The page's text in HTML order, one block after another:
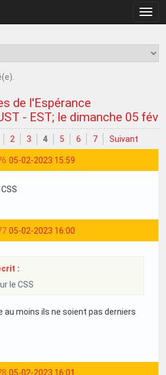
la
de l'Espérance
- EST; le dimanche 05
2 3 4 5 6 7 Suivant
05-02-2023 15:59
05-02-2023 16:00
:
le CSS
au moins ils ne soient pas derniers
05-02-2023 16:01